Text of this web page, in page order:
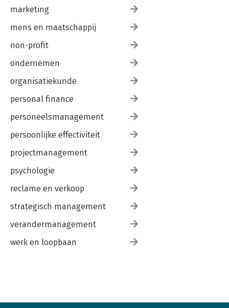
marketing
mens en maatschappij
non-profit
ondernemen
organisatiekunde
personal finance
personeelsmanagement
persoonlijke effectiviteit
projectmanagement
psychologie
reclame en verkoop
strategisch management
verandermanagement
werk en loopbaan